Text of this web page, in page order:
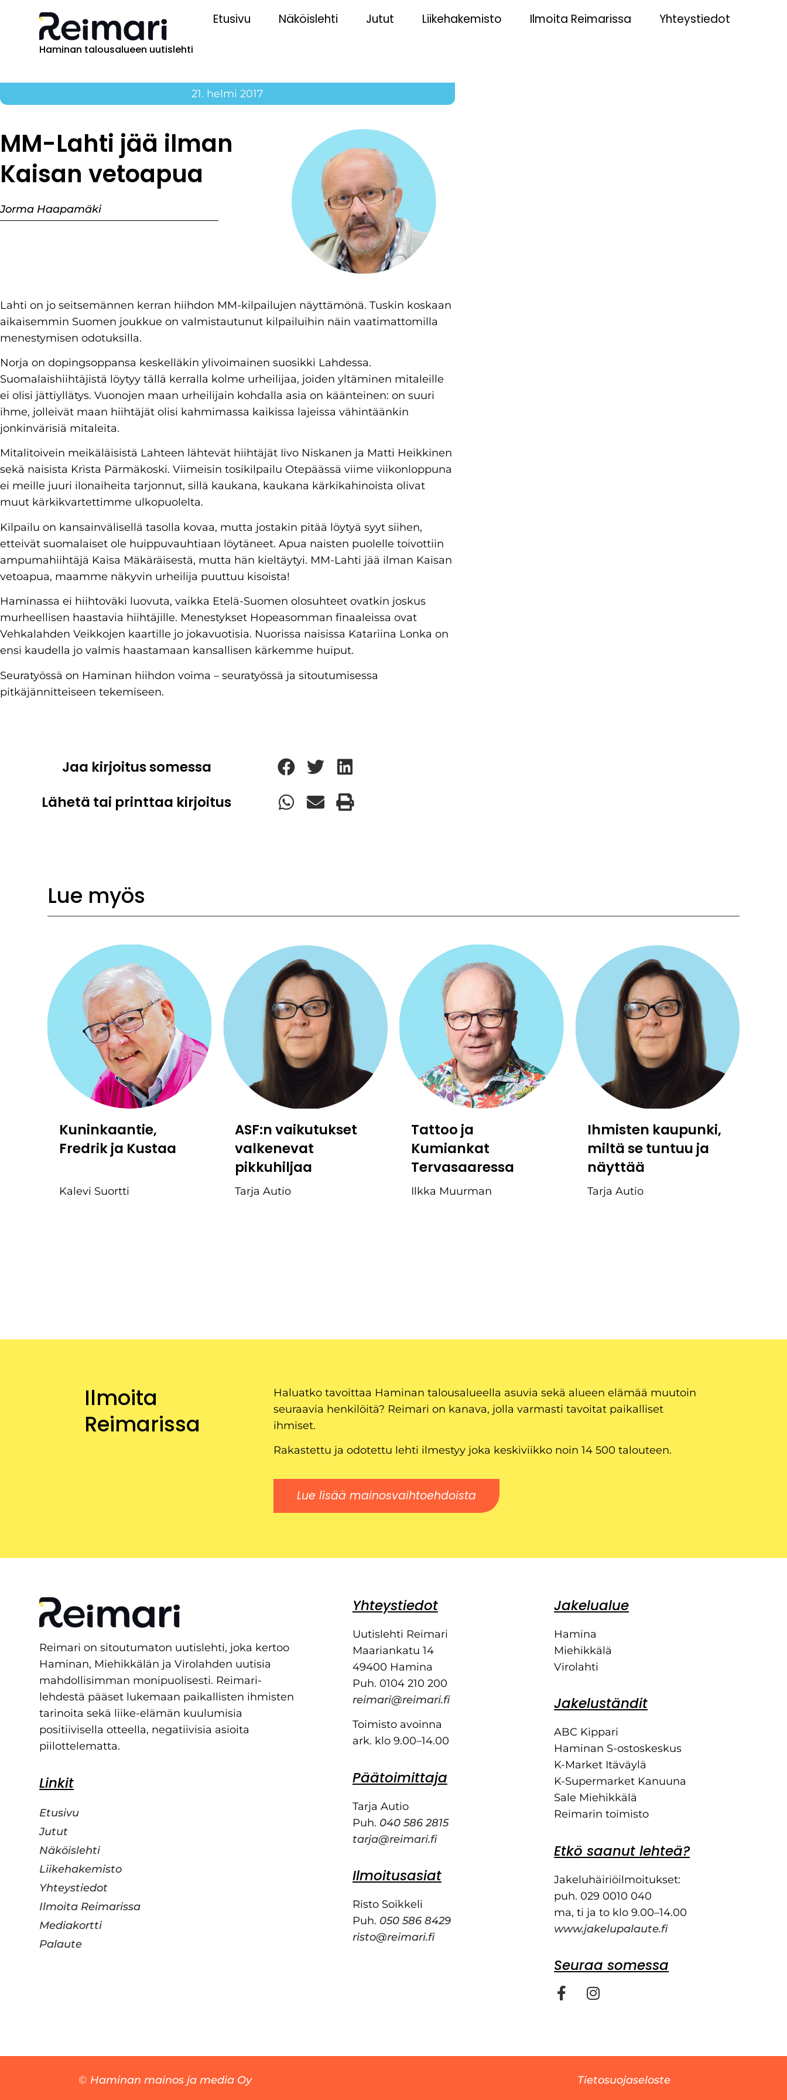
Haminan talousalueen uutislehti
Etusivu Näköislehti Jutut Liikehakemisto Ilmoita Reimarissa Yhteystiedot
21. helmi 2017
MM-Lahti jää ilman
Kaisan vetoapua
Jorma Haapamäki
Lahti on jo seitsemännen kerran hiihdon MM-kilpailujen näyttämönä. Tuskin koskaan
aikaisemmin Suomen joukkue on valmistautunut kilpailuihin näin vaatimattomilla
menestymisen odotuksilla.
Norja on dopingsoppansa keskelläkin ylivoimainen suosikki Lahdessa.
Suomalaishiihtäjistä löytyy tällä kerralla kolme urheilijaa, joiden yltäminen mitaleille
ei olisi jättiyllätys. Vuonojen maan urheilijain kohdalla asia on käänteinen: on suuri
ihme, jolleivät maan hiihtäjät olisi kahmimassa kaikissa lajeissa vähintäänkin
jonkinvärisiä mitaleita.
Mitalitoivein meikäläisistä Lahteen lähtevät hiihtäjät Iivo Niskanen ja Matti Heikkinen
sekä naisista Krista Pärmäkoski. Viimeisin tosikilpailu Otepäässä viime viikonloppuna
ei meille juuri ilonaiheita tarjonnut, sillä kaukana, kaukana kärkikahinoista olivat
muut kärkikvartettimme ulkopuolelta.
Kilpailu on kansainvälisellä tasolla kovaa, mutta jostakin pitää löytyä syyt siihen,
etteivät suomalaiset ole huippuvauhtiaan löytäneet. Apua naisten puolelle toivottiin
ampumahiihtäjä Kaisa Mäkäräisestä, mutta hän kieltäytyi. MM-Lahti jää ilman Kaisan
vetoapua, maamme näkyvin urheilija puuttuu kisoista!
Haminassa ei hiihtoväki luovuta, vaikka Etelä-Suomen olosuhteet ovatkin joskus
murheellisen haastavia hiihtäjille. Menestykset Hopeasomman finaaleissa ovat
Vehkalahden Veikkojen kaartille jo jokavuotisia. Nuorissa naisissa Katariina Lonka on
ensi kaudella jo valmis haastamaan kansallisen kärkemme huiput.
Seuratyössä on Haminan hiihdon voima – seuratyössä ja sitoutumisessa
pitkäjännitteiseen tekemiseen.
Jaa kirjoitus somessa
Lähetä tai printtaa kirjoitus
Lue myös
Kuninkaantie,
Fredrik ja Kustaa
Kalevi Suortti
ASF:n vaikutukset
valkenevat
pikkuhiljaa
Tarja Autio
Tattoo ja
Kumiankat
Tervasaaressa
Ilkka Muurman
Ihmisten kaupunki,
miltä se tuntuu ja
näyttää
Tarja Autio
Ilmoita
Reimarissa
Haluatko tavoittaa Haminan talousalueella asuvia sekä alueen elämää muutoin
seuraavia henkilöitä? Reimari on kanava, jolla varmasti tavoitat paikalliset
ihmiset.
Rakastettu ja odotettu lehti ilmestyy joka keskiviikko noin 14 500 talouteen.
Lue lisää mainosvaihtoehdoista
Reimari on sitoutumaton uutislehti, joka kertoo
Haminan, Miehikkälän ja Virolahden uutisia
mahdollisimman monipuolisesti. Reimari-
lehdestä pääset lukemaan paikallisten ihmisten
tarinoita sekä liike-elämän kuulumisia
positiivisella otteella, negatiivisia asioita
piilottelematta.
Linkit
Etusivu
Jutut
Näköislehti
Liikehakemisto
Yhteystiedot
Ilmoita Reimarissa
Mediakortti
Palaute
Yhteystiedot
Uutislehti Reimari
Maariankatu 14
49400 Hamina
Puh. 0104 210 200
reimari@reimari.fi
Toimisto avoinna
ark. klo 9.00–14.00
Päätoimittaja
Tarja Autio
Puh. 040 586 2815
tarja@reimari.fi
Ilmoitusasiat
Risto Soikkeli
Puh. 050 586 8429
risto@reimari.fi
Jakelualue
Hamina
Miehikkälä
Virolahti
Jakeluständit
ABC Kippari
Haminan S-ostoskeskus
K-Market Itäväylä
K-Supermarket Kanuuna
Sale Miehikkälä
Reimarin toimisto
Etkö saanut lehteä?
Jakeluhäiriöilmoitukset:
puh. 029 0010 040
ma, ti ja to klo 9.00–14.00
www.jakelupalaute.fi
Seuraa somessa
© Haminan mainos ja media Oy Tietosuojaseloste